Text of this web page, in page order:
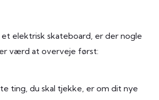
elektrisk skateboard, er der nogle
værd at overveje først:
ting, du skal tjekke, er om dit nye